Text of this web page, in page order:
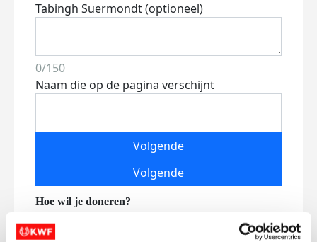
Tabingh Suermondt (optioneel)
0/150
Naam die op de pagina verschijnt
Volgende
Volgende